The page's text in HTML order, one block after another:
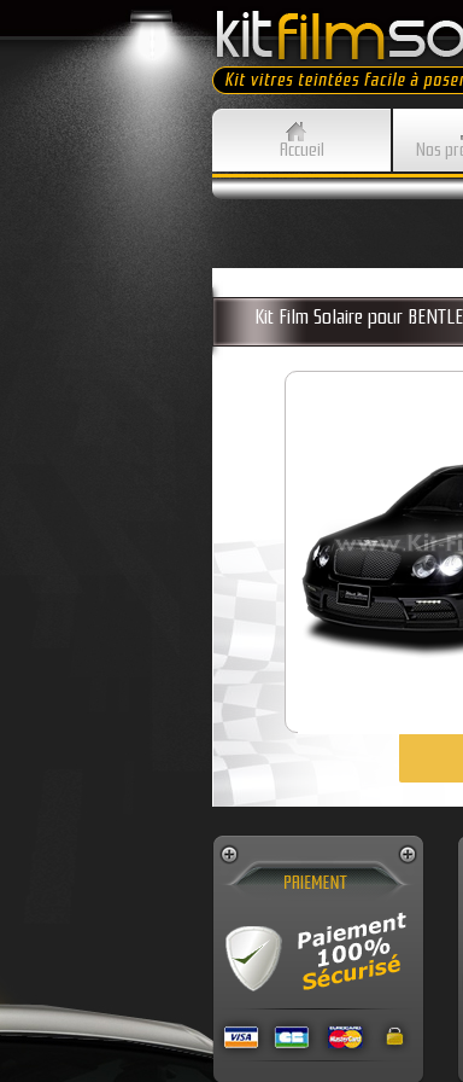
Accueil Nos
Kit Film Solaire pour